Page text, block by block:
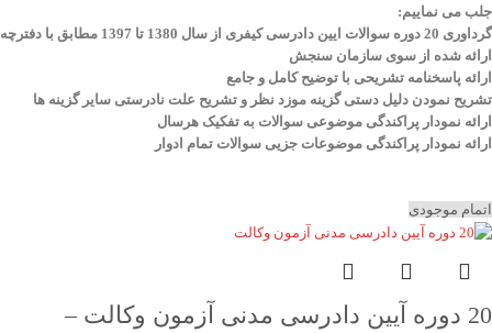
جلب می نماییم:
گرداوری 20 دوره سوالات ایین دادرسی کیفری از سال 1380 تا 1397 مطابق با دفترچه
ارائه شده از سوی سازمان سنجش
ارائه پاسخنامه تشریحی با توضیح کامل و جامع
تشریح نمودن دلیل دستی گزینه موزد نظر و تشریح علت نادرستی سایر گزینه ها
ارائه نمودار پراکندگی موضوعی سوالات به تفکیک هرسال
رائه نمودار پراکندگی موضوعات جزیی سوالات تمام ادوار
اتمام موجودی
20 دوره آیین دادرسی مدنی آزمون وکالت –